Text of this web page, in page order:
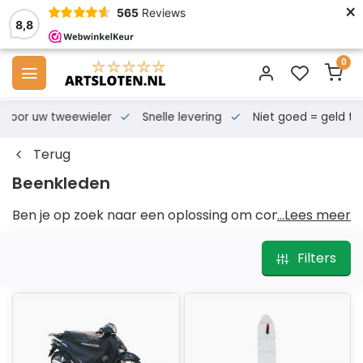
8,8
565 Reviews ×
0
voor uw tweewieler Snelle levering Niet goed = geld
Terug
Beenkleden
Ben je op zoek naar een oplossing om comfortabel
rijden, ongeacht het weer? Een beenkleed houd je
Een beenkleed is een waterdicht kleed dat je aan je
...Lees meer
Filters